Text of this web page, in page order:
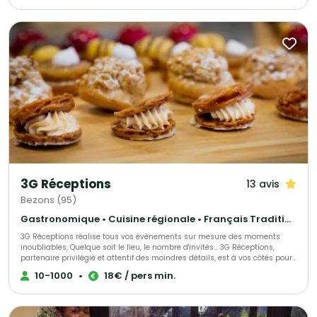
3G Réceptions 13 avis
Bezons (95)
Gastronomique • Cuisine régionale • Français Traditionnel
3G Réceptions réalise tous vos évènements sur mesure des moments
inoubliables, Quelque soit le lieu, le nombre d'invités... 3G Réceptions,
partenaire privilégié et attentif des moindres détails, est à vos côtés pour
organiser votre réception, et vous accompagne depuis la conception
jusqu'à la fin de votre événement. Vous voulez de la féérie, de la
10-1000 • 18€ / pers min.